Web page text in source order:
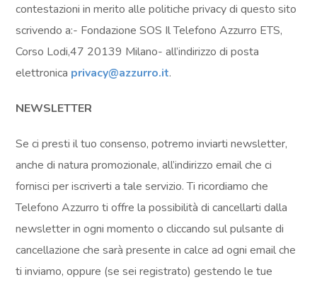
contestazioni in merito alle politiche privacy di questo sito
scrivendo a:- Fondazione SOS Il Telefono Azzurro ETS,
Corso Lodi,47 20139 Milano- all’indirizzo di posta
elettronica privacy@azzurro.it.
NEWSLETTER
Se ci presti il tuo consenso, potremo inviarti newsletter,
anche di natura promozionale, all’indirizzo email che ci
fornisci per iscriverti a tale servizio. Ti ricordiamo che
Telefono Azzurro ti offre la possibilità di cancellarti dalla
newsletter in ogni momento o cliccando sul pulsante di
cancellazione che sarà presente in calce ad ogni email che
ti inviamo, oppure (se sei registrato) gestendo le tue